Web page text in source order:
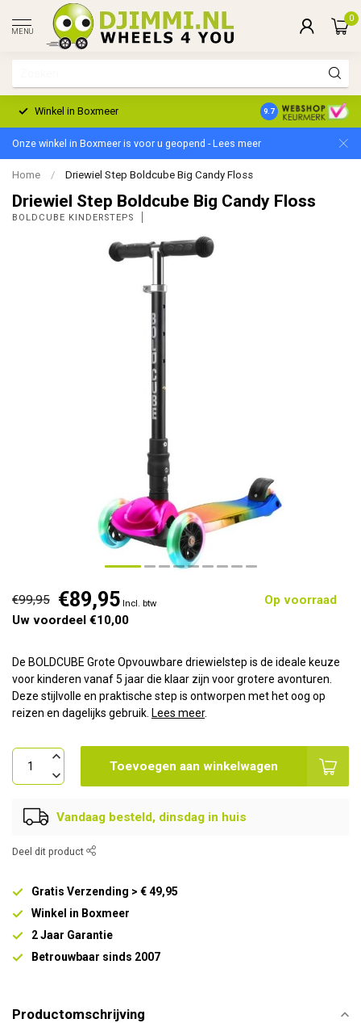
MENU
0
Winkel in Boxmeer 2 Jaar Garantie
9.7
Onze winkel in Boxmeer is voor u geopend - Lees meer
Home / Driewiel Step Boldcube Big Candy Floss
Driewiel Step Boldcube Big Candy Floss
BOLDCUBE KINDERSTEPS
€99,95 €89,95 Incl. btw
Op voorraad
Uw voordeel €10,00
De BOLDCUBE Grote Opvouwbare driewielstep is de ideale keuze
voor kinderen vanaf 5 jaar die klaar zijn voor grotere avonturen.
Deze stijlvolle en praktische step is ontworpen met het oog op
reizen en dagelijks gebruik. Lees meer.
Toevoegen aan winkelwagen
Vandaag besteld, dinsdag in huis
Deel dit product
Gratis Verzending > € 49,95
Winkel in Boxmeer
2 Jaar Garantie
Betrouwbaar sinds 2007
Productomschrijving